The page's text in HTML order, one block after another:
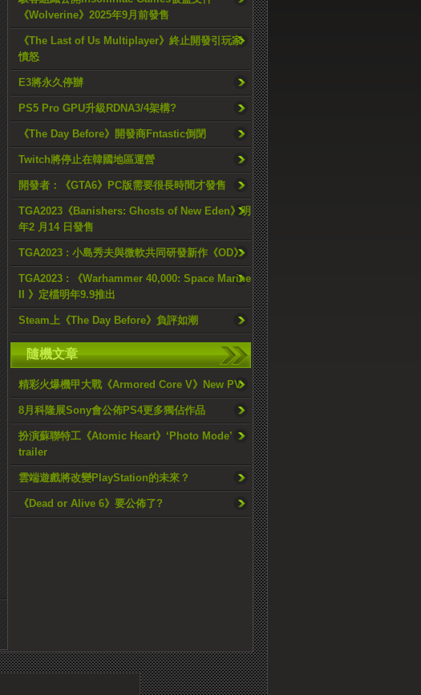
《Wolverine》2025年9月前發售
《The Last of Us Multiplayer》終止開發引玩家
憤怒
E3將永久停辦
PS5 Pro GPU升級RDNA3/4架構?
《The Day Before》開發商Fntastic倒閉
Twitch將停止在韓國地區運營
開發者：《GTA6》PC版需要很長時間才發售
TGA2023《Banishers: Ghosts of New Eden》明
年2 月14 日發售
TGA2023 : 小島秀夫與微軟共同研發新作《OD》
TGA2023 : 《Warhammer 40,000: Space Marine
II 》定檔明年9.9推出
Steam上《The Day Before》負評如潮
隨機文章
精彩火爆機甲大戰《Armored Core V》New PV
8月科隆展Sony會公佈PS4更多獨佔作品
扮演蘇聯特工《Atomic Heart》‘Photo Mode’
trailer
雲端遊戲將改變PlayStation的未來？
《Dead or Alive 6》要公佈了?